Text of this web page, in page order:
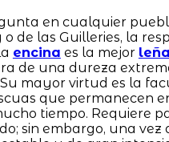
en cualquier
de las Guilleries, la
encina es la mejor leña
de una dureza
mayor virtud es la
que permanecen
tiempo. Requiere
sin embargo, una vez